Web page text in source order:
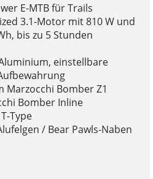
E-MTB für Trails
3.1-Motor mit 810 W und
bis zu 5 Stunden
einstellbare
Marzocchi Bomber Z1
Bomber Inline
Type
/ Bear Pawls-Naben